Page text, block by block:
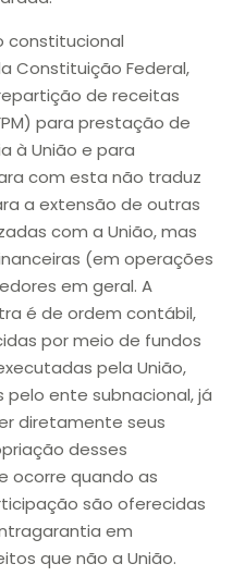
constitucional
Constituição Federal,
de receitas
para prestação de
à União e para
com esta não traduz
a extensão de outras
com a União, mas
(em operações
em geral. A
é de ordem contábil,
por meio de fundos
pela União,
ente subnacional, já
diretamente seus
desses
ocorre quando as
são oferecidas
em
que não a União.